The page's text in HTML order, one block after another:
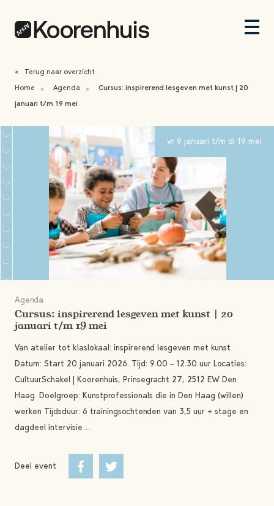
<
Terug naar overzicht
Home
> Agenda >
Cursus: inspirerend lesgeven met kunst | 20
januari t/m 19 mei
vr 9 januari t/m di 19 mei
Agenda
Cursus: inspirerend lesgeven met kunst | 20
januari t/m 19 mei
Van atelier tot klaslokaal: inspirerend lesgeven met kunst
Datum: Start 20 januari 2026. Tijd: 9.00 – 12.30 uur Locaties:
CultuurSchakel | Koorenhuis, Prinsegracht 27, 2512 EW Den
Haag. Doelgroep: Kunstprofessionals die in Den Haag (willen)
werken Tijdsduur: 6 trainingsochtenden van 3,5 uur + stage en
dagdeel intervisie…
Deel event